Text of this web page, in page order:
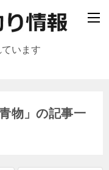
います
物」の記事一